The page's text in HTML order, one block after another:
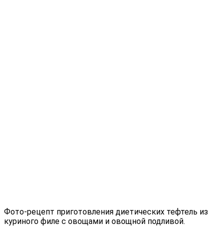
Фото-рецепт приготовления диетических тефтель из
куриного филе с овощами и овощной подливой.